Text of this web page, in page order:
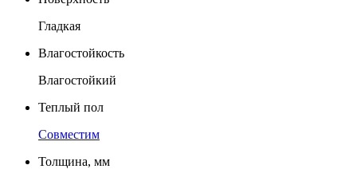
Гладкая
Влагостойкость
Влагостойкий
Теплый пол
Совместим
Толщина, мм